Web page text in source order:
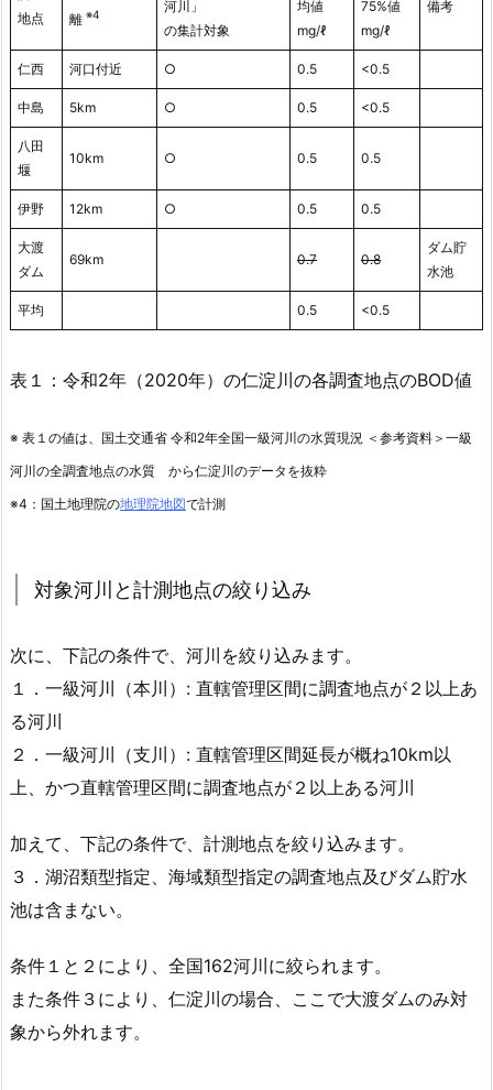
地点
離 ※4
河川」
の集計対象
均値
mg/ℓ
75%値
mg/ℓ
備考
仁西 河口付近 ○ 0.5 <0.5
中島 5km ○ 0.5 <0.5
八田
堰
10km ○ 0.5 0.5
伊野 12km ○ 0.5 0.5
大渡
ダム
69km 0.7 0.8
ダム貯
水池
平均 0.5 <0.5
表１：令和2年（2020年）の仁淀川の各調査地点のBOD値
※ 表１の値は、国土交通省 令和2年全国一級河川の水質現況 ＜参考資料＞一級
河川の全調査地点の水質 から仁淀川のデータを抜粋
※4：国土地理院の地理院地図で計測
対象河川と計測地点の絞り込み
次に、下記の条件で、河川を絞り込みます。
１．一級河川（本川）: 直轄管理区間に調査地点が２以上あ
る河川
２．一級河川（支川）: 直轄管理区間延長が概ね10km以
上、かつ直轄管理区間に調査地点が２以上ある河川
加えて、下記の条件で、計測地点を絞り込みます。
３．湖沼類型指定、海域類型指定の調査地点及びダム貯水
池は含まない。
条件１と２により、全国162河川に絞られます。
また条件３により、仁淀川の場合、ここで大渡ダムのみ対
象から外れます。